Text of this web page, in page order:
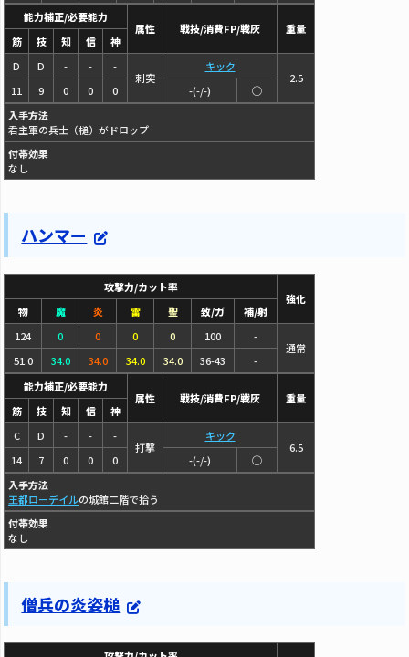
能力補正/必要能力
属性
戦技/消費FP/戦灰
重量
筋
技 知 信
神
D
D - -
-
刺突
キック
2.5
11
9 0 0 0 -(-/-)
◯
入手方法
君主軍の兵士（槌）がドロップ
付帯効果
なし
ハンマー
攻撃力/カット率
強化
物
魔 炎 雷 聖 致/ガ
補/射
124
0 0 0 0 100
-
通常
51.0
34.0 34.0 34.0 34.0 36-43
-
能力補正/必要能力
属性
戦技/消費FP/戦灰
重量
筋
技 知 信
神
C
D - -
-
打撃
キック
6.5
14
7 0 0 0 -(-/-)
◯
入手方法
王都ローデイルの城館二階で拾う
付帯効果
なし
僧兵の炎姿槌